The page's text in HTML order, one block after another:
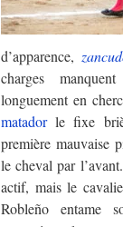
d’apparence,
charges
longuement en
matadorle fixe
première mauvaise
le cheval par
actif, mais le
Robleño entame